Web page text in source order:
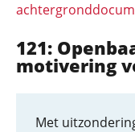
121:
motivering
Met